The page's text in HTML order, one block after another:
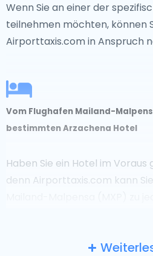
Wenn Sie an einer der
teilnehmen möchten, können
Airporttaxis.com in Anspruch
Vom Flughafen Mailand-
bestimmten Arzachena Hotel
Haben Sie ein Hotel im
denn Airporttaxis.com kann